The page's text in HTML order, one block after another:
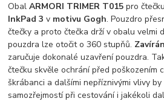
ObalARMORI TRIMER T015 pro
InkPad 3v motivu Gogh. Pouzdro
čtečky a proto čtečka drží v obalu velmi
pouzdra lze otočit o 360 stupňů.
zaručuje dokonalé uzavření pouzdra.
čtečku skvěle ochrání před poškozením
škrábanci a dalšími nepříznivými vlivy
samozřejmostí při cestování i jakékoli